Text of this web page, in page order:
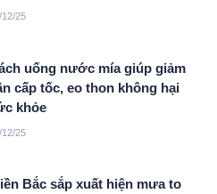
12/25
uống nước mía giúp giảm
cấp tốc, eo thon không hại
khỏe
12/25
Bắc sắp xuất hiện mưa to